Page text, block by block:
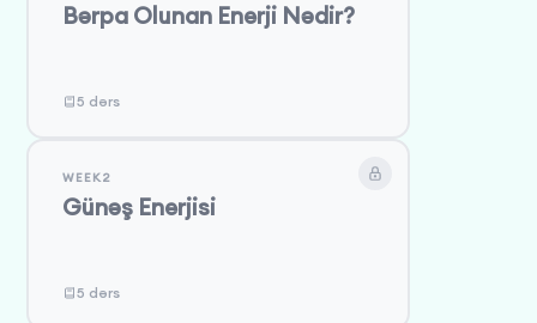
Bərpa Olunan Enerji Nədir?
5 dərs
WEEK2
Günəş Enerjisi
5 dərs